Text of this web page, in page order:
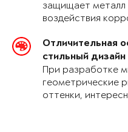
защищает металл
воздействия
Отличительная
стильный дизайн
При разработке
геометрические
оттенки,